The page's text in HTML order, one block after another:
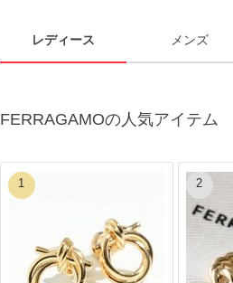
レディース メンズ
FERRAGAMOの人気アイテム
1 2